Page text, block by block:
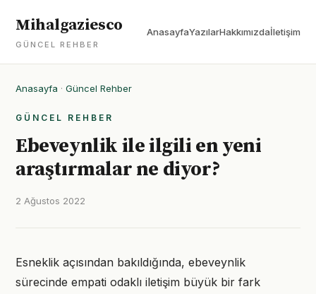
Mihalgaziesco
GÜNCEL REHBER
AnasayfaYazılarHakkımızdaİletişim
Anasayfa · Güncel Rehber
GÜNCEL REHBER
Ebeveynlik ile ilgili en yeni
araştırmalar ne diyor?
2 Ağustos 2022
Esneklik açısından bakıldığında, ebeveynlik
sürecinde empati odaklı iletişim büyük bir fark